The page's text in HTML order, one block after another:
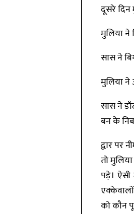
दूसरे दिन
मुलिया
सास ने
मुलिया
सास ने
बन के
द्वार पर
तो
पड़े।
को कौन